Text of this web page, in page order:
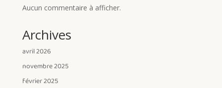
Aucun commentaire à afficher.
Archives
avril 2026
novembre 2025
février 2025